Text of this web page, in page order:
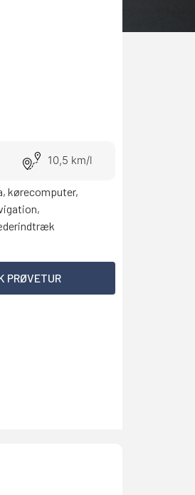
10,5 km/l
kørecomputer,
PRØVETUR